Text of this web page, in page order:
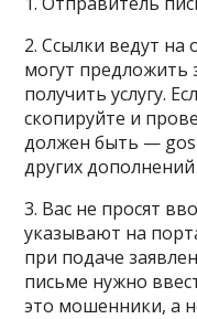
2. Ссылки ведут
могут предложить
получить услугу.
скопируйте и
должен быть —
других
3. Вас не просят
указывают на
при подаче
письме нужно
это мошенники, а